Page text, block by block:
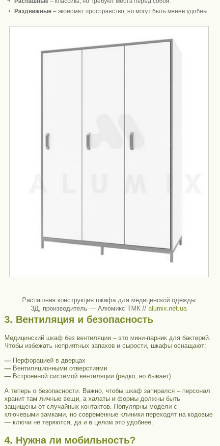
Раздвижные– экономят пространство, но могут быть менее удобны.
Распашная конструкция шкафа для медицинской одежды
3Д, производитель — Алюмикс ТМК //alumix.net.ua
3. Вентиляция и безопасность
Медицинский шкаф без вентиляции – это мини-парник для бактерий.
Чтобы избежать неприятных запахов и сырости, шкафы оснащают:
— Перфорацией в дверцах
— Вентиляционными отверстиями
— Встроенной системой вентиляции (редко, но бывает)
А теперь о безопасности. Важно, чтобы шкаф запирался – персонал
хранит там личные вещи, а халаты и формы должны быть
защищены от случайных контактов. Популярны модели с
ключевыми замками, но современные клиники переходят на кодовые
— ключи не теряются, да и в целом это удобнее.
4. Нужна ли мобильность?